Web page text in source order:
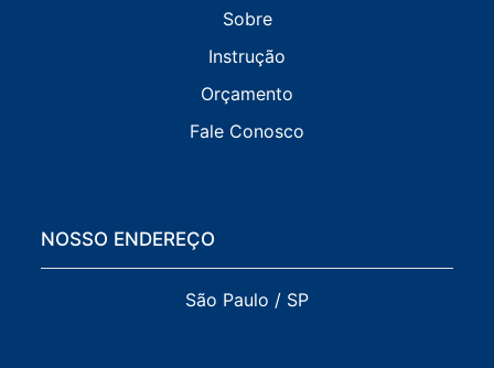
Sobre
Instrução
Orçamento
Fale Conosco
NOSSO ENDEREÇO
São Paulo / SP